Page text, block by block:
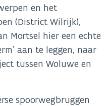
en het
(District Wilrijk),
Mortsel hier een echte
aan te leggen, naar
tussen Woluwe en
spoorwegbruggen